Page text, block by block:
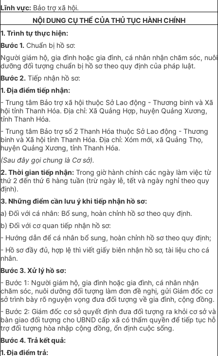
Lĩnh vực: Bảo trợ xã hội.
NỘI DUNG CỤ THỂ CỦA THỦ TỤC HÀNH CHÍNH
1. Trình tự thực hiện:
Bước 1. Chuẩn bị hồ sơ:
Người giám hộ, gia đình hoặc gia đình, cá nhân nhận chăm sóc, nuôi
dưỡng đối tượng chuẩn bị hồ sơ theo quy định của pháp luật.
Bước 2. Tiếp nhận hồ sơ:
1. Địa điểm tiếp nhận:
- Trung tâm Bảo trợ xã hội thuộc Sở Lao động - Thương binh và Xã
hội tỉnh Thanh Hóa. Địa chỉ: Xã Quảng Hợp, huyện Quảng Xương,
tỉnh Thanh Hóa.
- Trung tâm Bảo trợ số 2 Thanh Hóa thuộc Sở Lao động - Thương
binh và Xã hội tỉnh Thanh Hóa. Địa chỉ: Xóm mới, xã Quảng Thọ,
huyện Quảng Xương, tỉnh Thanh Hóa.
(Sau đây gọi chung là Cơ sở).
2. Thời gian tiếp nhận: Trong giờ hành chính các ngày làm việc từ
thứ 2 đến thứ 6 hàng tuần (trừ ngày lễ, tết và ngày nghỉ theo quy
định).
3. Những điểm cần lưu ý khi tiếp nhận hồ sơ:
a) Đối với cá nhân: Bổ sung, hoàn chỉnh hồ sơ theo quy định.
b) Đối với cơ quan tiếp nhận hồ sơ:
- Hướng dẫn để cá nhân bổ sung, hoàn chỉnh hồ sơ theo quy định;
- Hồ sơ đầy đủ, hợp lệ thì viết giấy biên nhận hồ sơ, tài liệu cho cá
nhân.
Bước 3. Xử lý hồ sơ:
- Bước 1: Người giám hộ, gia đình hoặc gia đình, cá nhân nhận
chăm sóc, nuôi dưỡng đối tượng làm đơn đề nghị, gửi Giám đốc cơ
sở trình bày rõ nguyện vọng đưa đối tượng về gia đình, cộng đồng.
- Bước 2: Giám đốc cơ sở quyết định đưa đối tượng ra khỏi cơ sở và
bàn giao đối tượng cho UBND cấp xã có thẩm quyền để tiếp tục hỗ
trợ đối tượng hòa nhập cộng đồng, ổn định cuộc sống.
Bước 4. Trả kết quả:
1. Địa điểm trả: